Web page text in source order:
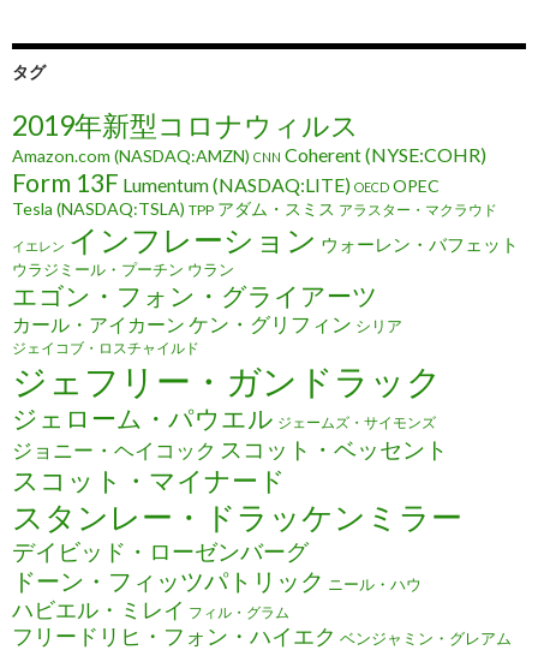
タグ
2019年新型コロナウィルス
Amazon.com (NASDAQ:AMZN) CNN Coherent (NYSE:COHR)
Form 13F Lumentum (NASDAQ:LITE) OECD OPEC
Tesla (NASDAQ:TSLA) TPP アダム・スミス アラスター・マクラウド
イエレン インフレーション ウォーレン・バフェット
ウラジミール・プーチン ウラン
エゴン・フォン・グライアーツ
カール・アイカーン ケン・グリフィン シリア
ジェイコブ・ロスチャイルド
ジェフリー・ガンドラック
ジェローム・パウエル ジェームズ・サイモンズ
ジョニー・ヘイコック スコット・ベッセント
スコット・マイナード
スタンレー・ドラッケンミラー
デイビッド・ローゼンバーグ
ドーン・フィッツパトリック ニール・ハウ
ハビエル・ミレイ フィル・グラム
フリードリヒ・フォン・ハイエク ベンジャミン・グレアム